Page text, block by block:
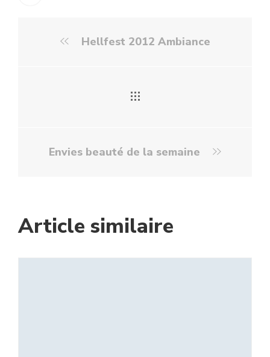
Hellfest 2012 Ambiance
Envies beauté de la semaine
Article similaire